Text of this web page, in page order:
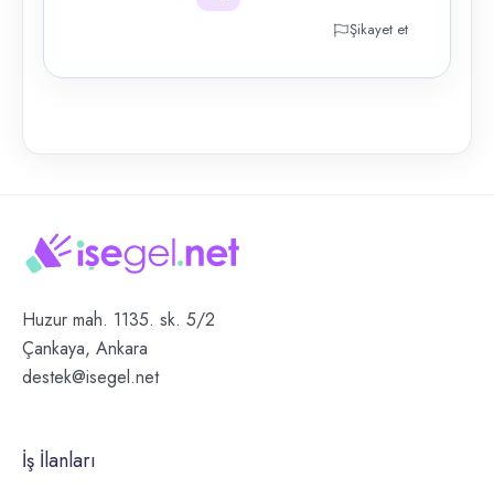
Şikayet et
Huzur mah. 1135. sk. 5/2
Çankaya, Ankara
destek@isegel.net
İş İlanları